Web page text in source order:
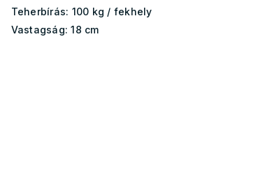
Teherbírás: 100 kg ​​​​/ fekhely
Vastagság: 18 cm